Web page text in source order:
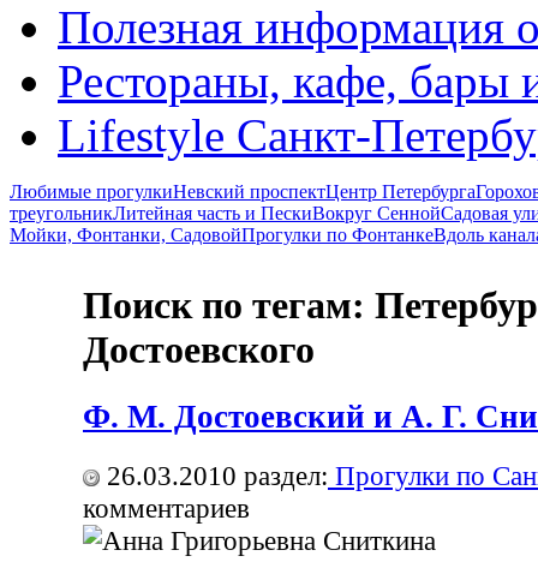
Полезная информация
Рестораны, кафе, бары
Lifestyle Санкт-
Любимые прогулкиНевский проспектЦентр Петербурга
треугольникЛитейная часть и ПескиВокруг СеннойСадовая
Мойки, Фонтанки, СадовойПрогулки по ФонтанкеВдоль
Поиск по тегам:
Достоевского
Ф. М. Достоевский и А. Г.
26.03.2010 раздел: Прогулки по
комментариев